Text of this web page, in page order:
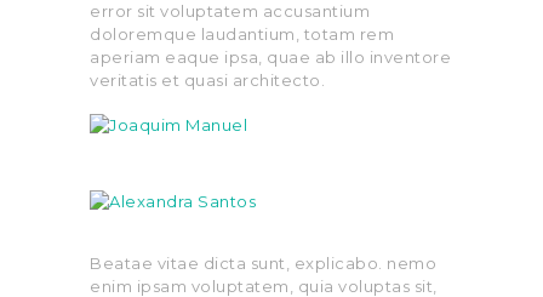
error sit voluptatem accusantium
doloremque laudantium, totam rem
aperiam eaque ipsa, quae ab illo inventore
veritatis et quasi architecto.
Beatae vitae dicta sunt, explicabo. nemo
enim ipsam voluptatem, quia voluptas sit,